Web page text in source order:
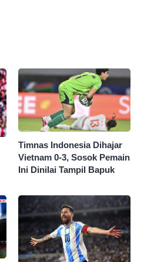
Timnas Indonesia Dihajar
Vietnam 0-3, Sosok Pemain
Ini Dinilai Tampil Bapuk